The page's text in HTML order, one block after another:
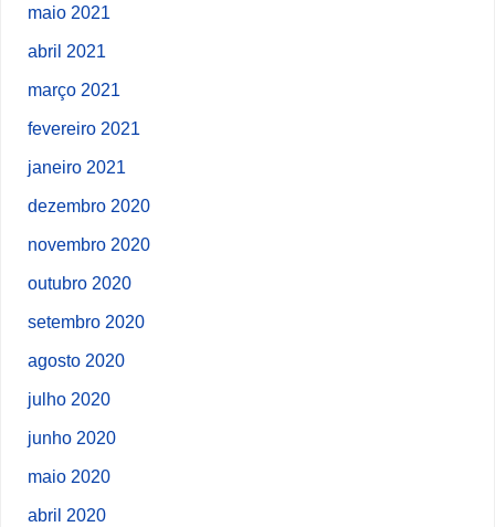
maio 2021
abril 2021
março 2021
fevereiro 2021
janeiro 2021
dezembro 2020
novembro 2020
outubro 2020
setembro 2020
agosto 2020
julho 2020
junho 2020
maio 2020
abril 2020